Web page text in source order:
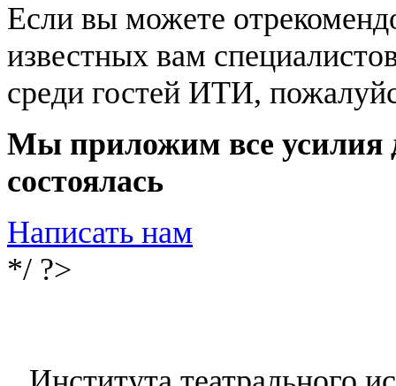
Если вы можете
известных вам
среди гостей ИТИ,
Мы приложим все усилия
состоялась
Написать нам
*/ ?>